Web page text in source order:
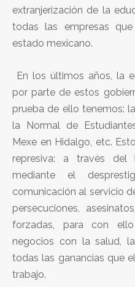
extranjerización de la
todas las empresas
estado mexicano.
En los últimos años, la
por parte de estos
prueba de ello tenemos:
la Normal de
Mexe en Hidalgo, etc.
represiva: a través del
mediante el
comunicación al servicio
persecuciones,
forzadas, para con
negocios con la salud,
todas las ganancias que
trabajo.